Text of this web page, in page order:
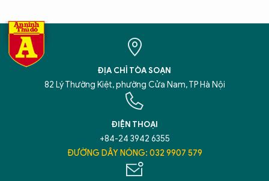
ĐỊA CHỈ TÒA SOẠN
82 Lý Thường Kiệt, phường Cửa Nam, TP Hà Nội
ĐIỆN THOẠI
+84-24 3942 6355
ĐƯỜNG DÂY NÓNG: 032 9907 579